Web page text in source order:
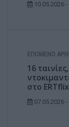
10.05.2026
ΕΠΌΜΕΝΟ
16
στο ERTflix
07.05.2026